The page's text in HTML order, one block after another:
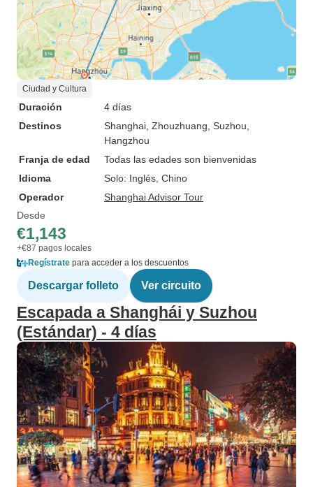
Ciudad y Cultura
Duración
4 días
Destinos
Shanghai , Zhouzhuang , Suzhou
Hangzhou
Franja de edad
Todas las edades son bienvenidas
Idioma
Solo: Inglés, Chino
Operador
Shanghai Advisor Tour
Desde
€1,143
+€87 pagos locales
Regístrate para acceder a los descuentos
Descargar folleto Ver circuito
Escapada a Shanghái y Suzhou
(Estándar) - 4 días